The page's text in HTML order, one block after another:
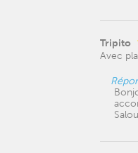
Tripito
Avec